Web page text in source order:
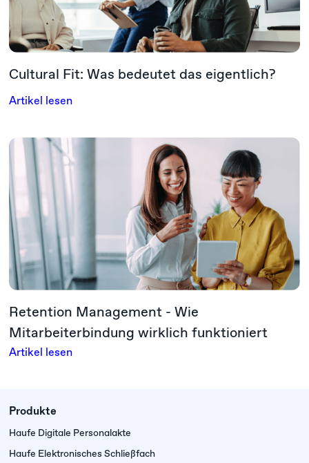
Cultural Fit: Was bedeutet das eigentlich?
Artikel lesen
Retention Management - Wie
Mitarbeiterbindung wirklich funktioniert
Artikel lesen
Produkte
Haufe Digitale Personalakte
Haufe Elektronisches Schließfach